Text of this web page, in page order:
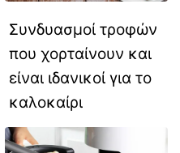
Συνδυασμοί τροφών
που χορταίνουν και
είναι ιδανικοί για το
καλοκαίρι